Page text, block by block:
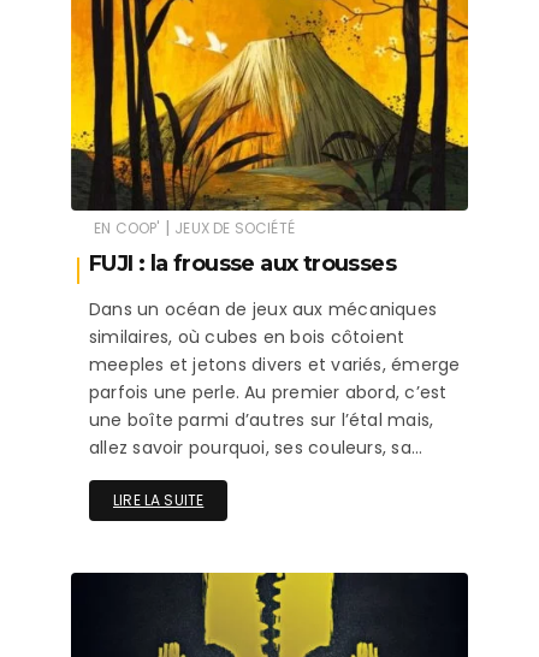
EN COOP' | JEUX DE SOCIÉTÉ
FUJI : la frousse aux trousses
Dans un océan de jeux aux mécaniques
similaires, où cubes en bois côtoient
meeples et jetons divers et variés, émerge
parfois une perle. Au premier abord, c’est
une boîte parmi d’autres sur l’étal mais,
allez savoir pourquoi, ses couleurs, sa…
LIRE LA SUITE